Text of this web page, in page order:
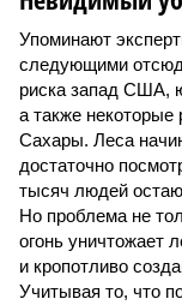
Упоминают
следующими
риска запад США,
а также
Сахары. Леса
достаточно
тысяч людей
Но проблема не
огонь уничтожает
и кропотливо
Учитывая то, что